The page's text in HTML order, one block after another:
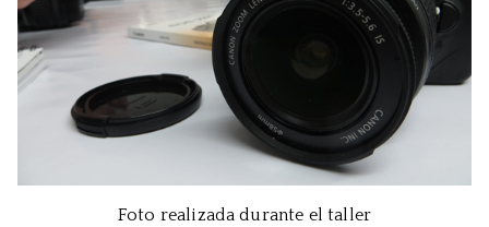
Foto realizada durante el taller